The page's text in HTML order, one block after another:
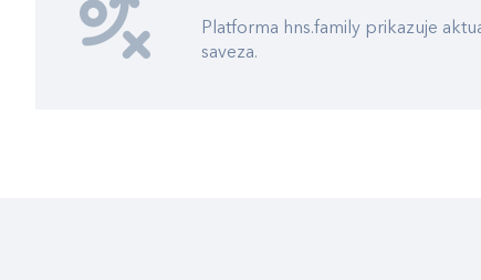
Platforma hns.family prikazuje
saveza.